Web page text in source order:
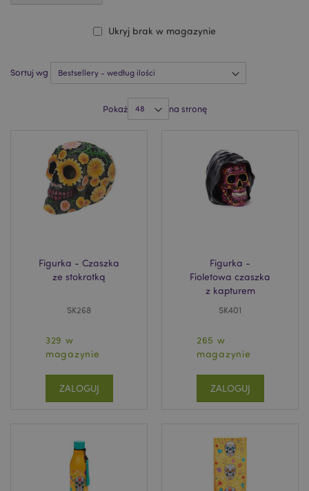
Sortuj wg
Pokaż na stronę
Figurka - Czaszka
ze stokrotką
SK268
329 w
magazynie
ZALOGUJ
Figurka -
Fioletowa czaszka
z kapturem
SK401
265 w
magazynie
ZALOGUJ
Ukryj brak w magazynie